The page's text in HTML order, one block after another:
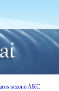
AKCIJOS.